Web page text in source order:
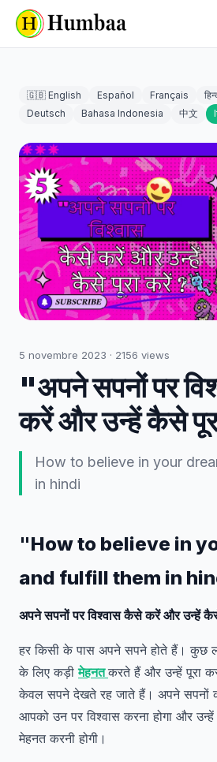
🇬🇧 English Español Français
Deutsch
Bahasa Indonesia 中文
5 novembre 2023 · 2156 views
"अपने सपनों पर
करें और उन्हें कैसे
How to believe in your
in hindi
"How to believe in
and fulfill them in
अपने सपनों पर विश्वास कैसे करें और उन्हें
हर किसी के पास अपने सपने होते हैं। कुछ
के लिए कड़ीमेहनतकरते हैं और उन्हें पूरा
केवल सपने देखते रह जाते हैं। अपने सपनों
आपको उन पर विश्वास करना होगा और
मेहनत करनी होगी।